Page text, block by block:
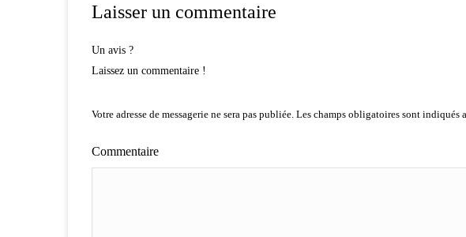
Laisser un commentaire
Un avis ?
Laissez un commentaire !
Votre adresse de messagerie ne sera pas publiée. Les champs obligatoires sont indiqués
Commentaire